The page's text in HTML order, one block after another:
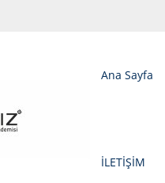
Ana Sayfa
İLETİŞİM